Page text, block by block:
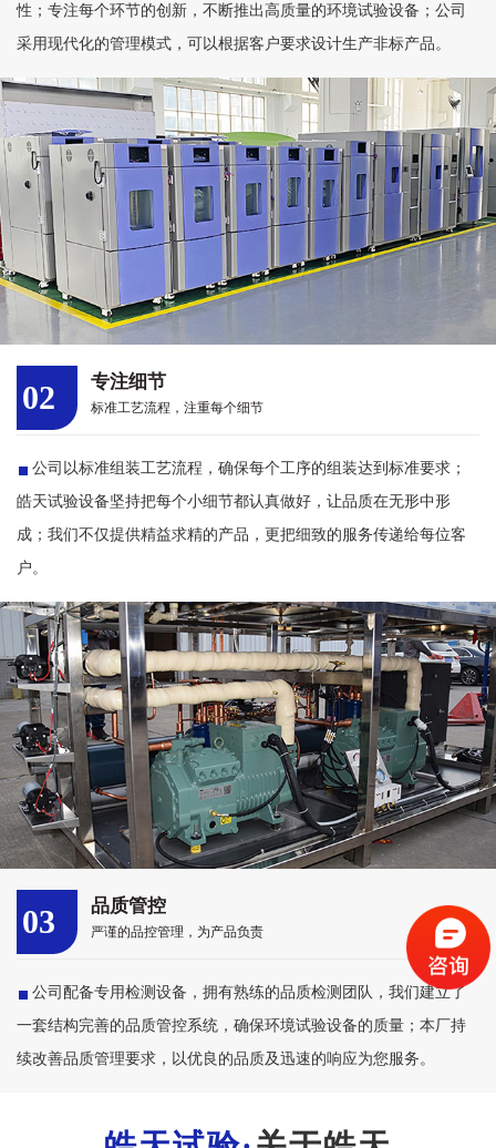
性；专注每个环节的创新，不断推出高质量的环境试验设备；公司
采用现代化的管理模式，可以根据客户要求设计生产非标产品。
02 专注细节
标准工艺流程，注重每个细节
公司以标准组装工艺流程，确保每个工序的组装达到标准要求；
皓天试验设备坚持把每个小细节都认真做好，让品质在无形中形
成；我们不仅提供精益求精的产品，更把细致的服务传递给每位客
户。
03 品质管控
严谨的品控管理，为产品负责
公司配备专用检测设备，拥有熟练的品质检测团队，我们建立了
一套结构完善的品质管控系统，确保环境试验设备的质量；本厂持
续改善品质管理要求，以优良的品质及迅速的响应为您服务。